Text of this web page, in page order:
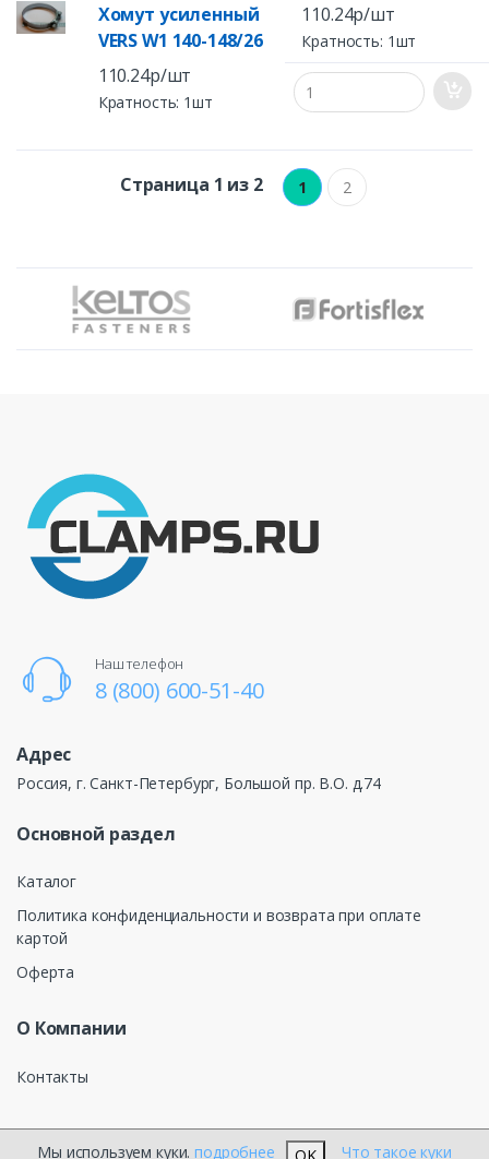
Хомут усиленный
VERS W1 140-148/26
110.24р/шт
Кратность: 1шт
110.24р/шт
Кратность: 1шт
Страница 1 из 2 1 2
Наш телефон
8 (800) 600-51-40
Адрес
Россия, г. Санкт-Петербург, Большой пр. В.О. д.74
Основной раздел
Каталог
Политика конфиденциальности и возврата при оплате
картой
Оферта
О Компании
Контакты
Мы используем куки.подробнее Что такое куки